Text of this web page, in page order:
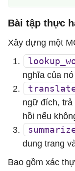
Bài tập thực
Xây dựng một
nghĩa của
ngữ đích, trả
hồi nếu
dung trang
Bao gồm xác